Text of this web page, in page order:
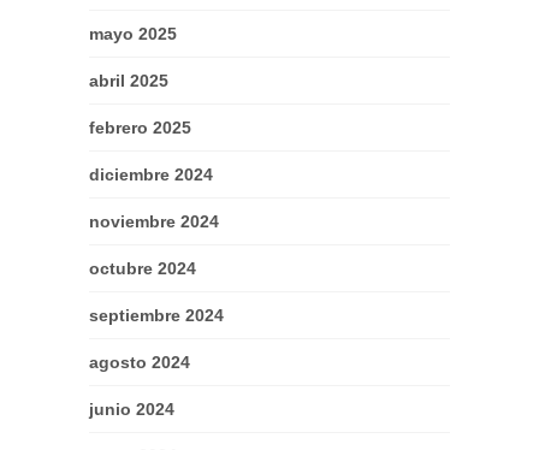
mayo 2025
abril 2025
febrero 2025
diciembre 2024
noviembre 2024
octubre 2024
septiembre 2024
agosto 2024
junio 2024